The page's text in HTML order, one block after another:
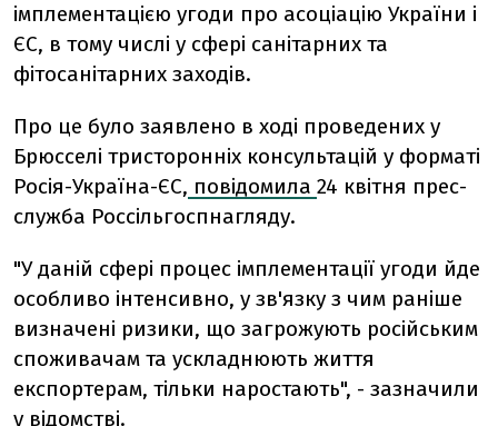
імплементацією угоди про асоціацію України і
ЄС, в тому числі у сфері санітарних та
фітосанітарних заходів.
Про це було заявлено в ході проведених у
Брюсселі тристоронніх консультацій у форматі
Росія-Україна-ЄС, повідомила 24 квітня прес-
служба Россільгоспнагляду.
"У даній сфері процес імплементації угоди йде
особливо інтенсивно, у зв'язку з чим раніше
визначені ризики, що загрожують російським
споживачам та ускладнюють життя
експортерам, тільки наростають", - зазначили
у відомстві.